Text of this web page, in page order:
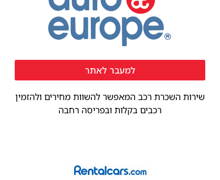
למעבר לאתר
שירות השכרת רכב המאפשר להשוות מחירים ולהזמין
רכבים בקלות ובפריסה רחבה